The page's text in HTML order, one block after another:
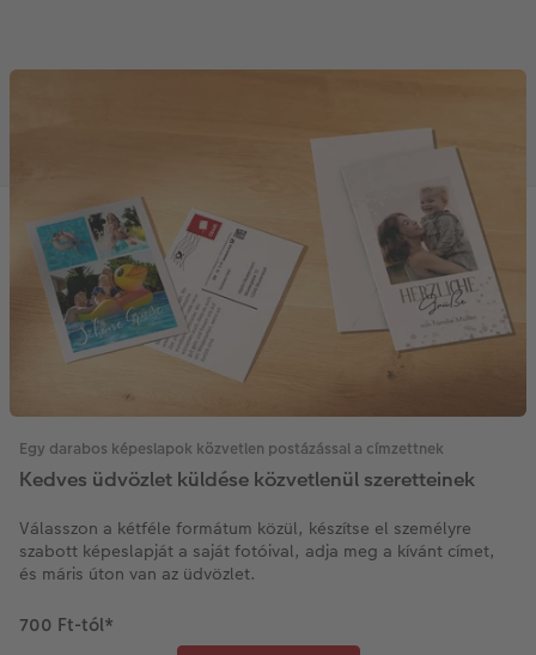
Egy darabos képeslapok közvetlen postázással a címzettnek
Kedves üdvözlet küldése közvetlenül szeretteinek
Válasszon a kétféle formátum közül, készítse el személyre
szabott képeslapját a saját fotóival, adja meg a kívánt címet,
és máris úton van az üdvözlet.
700 Ft-tól*